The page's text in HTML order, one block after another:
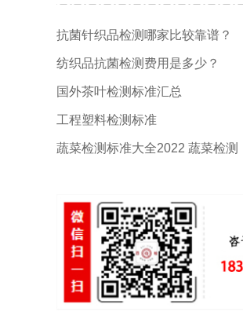
抗菌针织品检测哪家比较靠谱？
纺织品抗菌检测费用是多少？
国外茶叶检测标准汇总
工程塑料检测标准
蔬菜检测标准大全2022 蔬菜检测